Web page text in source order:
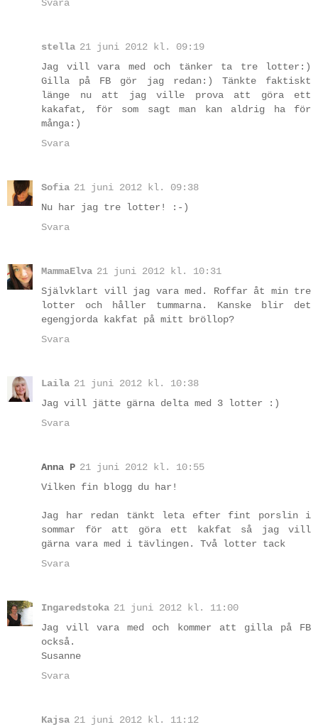
Svara
stella 21 juni 2012 kl. 09:19
Jag vill vara med och tänker ta tre lotter:)
Gilla på FB gör jag redan:) Tänkte faktiskt
länge nu att jag ville prova att göra ett
kakafat, för som sagt man kan aldrig ha för
många:)
Svara
Sofia 21 juni 2012 kl. 09:38
Nu har jag tre lotter! :-)
Svara
MammaElva 21 juni 2012 kl. 10:31
Självklart vill jag vara med. Roffar åt min tre
lotter och håller tummarna. Kanske blir det
egengjorda kakfat på mitt bröllop?
Svara
Laila 21 juni 2012 kl. 10:38
Jag vill jätte gärna delta med 3 lotter :)
Svara
Anna P 21 juni 2012 kl. 10:55
Vilken fin blogg du har!
Jag har redan tänkt leta efter fint porslin i
sommar för att göra ett kakfat så jag vill
gärna vara med i tävlingen. Två lotter tack
Svara
Ingaredstoka 21 juni 2012 kl. 11:00
Jag vill vara med och kommer att gilla på FB
också.
Susanne
Svara
Kajsa 21 juni 2012 kl. 11:12